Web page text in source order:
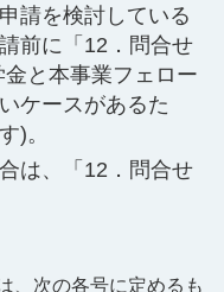
請を検討している
前に「12．問合せ
と本事業フェロー
ケースがあるた
)。
は、「12．問合せ
、次の各号に定めるも